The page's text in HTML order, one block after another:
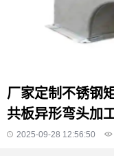
厂家定制不锈钢
共板异形弯头加
2025-09-28 12:56:50